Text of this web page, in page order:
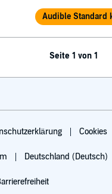
Audible Standard
Seite 1 von 1
Cookies
Deutschland (Deutsch)